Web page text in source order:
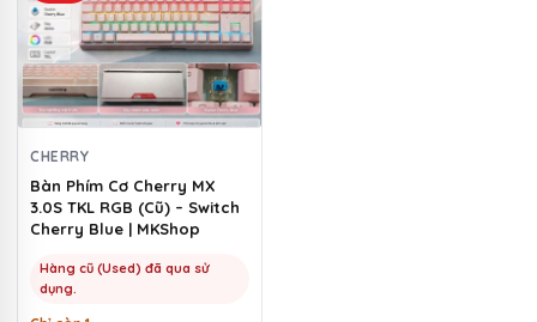
CHERRY
Bàn Phím Cơ Cherry MX
3.0S TKL RGB (Cũ) – Switch
Cherry Blue | MKShop
Hàng cũ (Used) đã qua sử
dụng.